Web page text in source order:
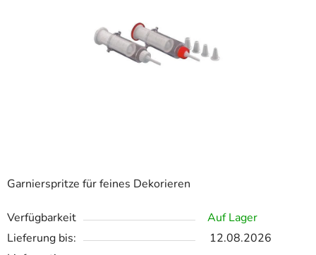
Garnierspritze für feines Dekorieren
Verfügbarkeit
Auf Lager
Lieferung bis:
12.08.2026